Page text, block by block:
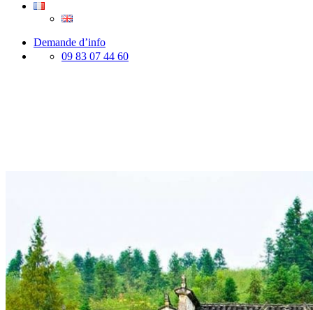
Demande d’info
09 83 07 44 60